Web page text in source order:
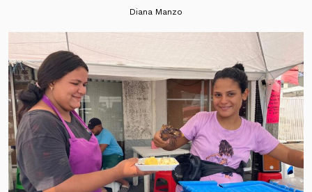
Diana Manzo